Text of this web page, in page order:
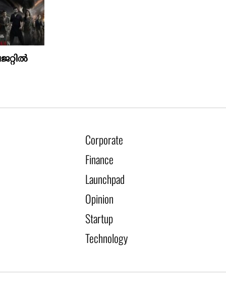
Corporate
Finance
Launchpad
Opinion
Startup
Technology